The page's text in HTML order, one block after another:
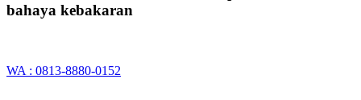
bahaya kebakaran
WA : 0813-8880-0152